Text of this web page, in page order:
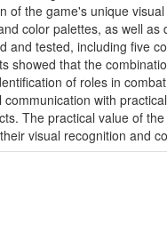
the game's unique
color palettes, as well
tested, including five
that the
of roles in
with
The practical value of
visual recognition and